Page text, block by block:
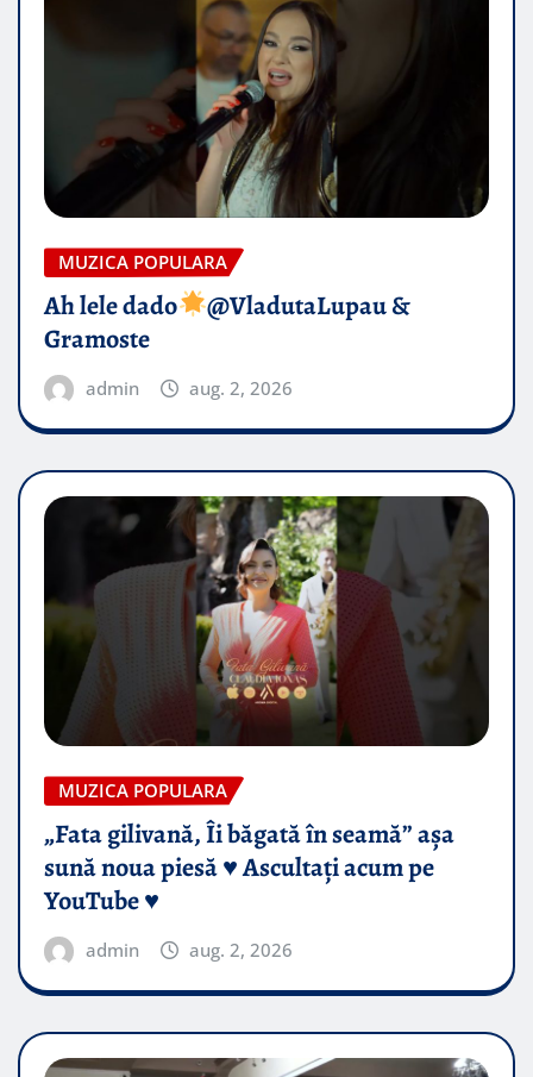
MUZICA POPULARA
Ah lele dado​
@VladutaLupau &
Gramoste
admin aug. 2, 2026
MUZICA POPULARA
„Fata gilivană, Îi băgată în seamă” așa
sună noua piesă ♥️ Ascultați acum pe
YouTube ♥️
admin aug. 2, 2026